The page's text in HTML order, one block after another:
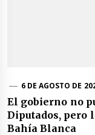
6 DE AGOSTO DE
El gobierno no
Diputados, pero
Bahía Blanca